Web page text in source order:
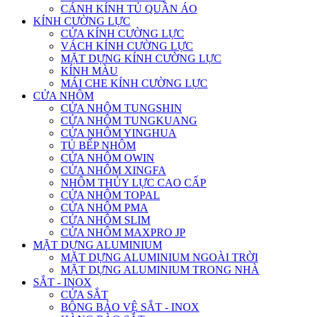
CÁNH KÍNH TỦ QUẦN ÁO
KÍNH CƯỜNG LỰC
CỬA KÍNH CƯỜNG LỰC
VÁCH KÍNH CƯỜNG LỰC
MẶT DỰNG KÍNH CƯỜNG LỰC
KÍNH MÀU
MÁI CHE KÍNH CƯỜNG LỰC
CỬA NHÔM
CỬA NHÔM TUNGSHIN
CỬA NHÔM TUNGKUANG
CỬA NHÔM YINGHUA
TỦ BẾP NHÔM
CỬA NHÔM OWIN
CỬA NHÔM XINGFA
NHÔM THỦY LỰC CAO CẤP
CỬA NHÔM TOPAL
CỬA NHÔM PMA
CỬA NHÔM SLIM
CỬA NHÔM MAXPRO JP
MẶT DỰNG ALUMINIUM
MẶT DỰNG ALUMINIUM NGOÀI TRỜI
MẶT DỰNG ALUMINIUM TRONG NHÀ
SẮT - INOX
CỬA SẮT
BÔNG BẢO VỆ SẮT - INOX